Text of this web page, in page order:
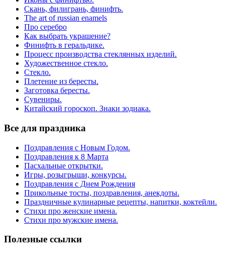
Скань, филигрань, финифть.
The art of russian enamels
Про серебро
Как выбрать украшение?
Финифть в геральдике.
Процесс производства стеклянных изделий.
Художественное стекло.
Стекло.
Плетение из бересты.
Заготовка бересты.
Сувениры.
Китайский гороскоп. Знаки зодиака.
Все для праздника
Поздравления с Новым Годом.
Поздравления к 8 Марта
Пасхальные открытки.
Игры, розыгрыши, конкурсы.
Поздравления с Днем Рождения
Прикольные тосты, поздравления, анекдоты.
Праздничные кулинарные рецепты, напитки, коктейли.
Стихи про женские имена.
Стихи про мужские имена.
Полезные ссылки